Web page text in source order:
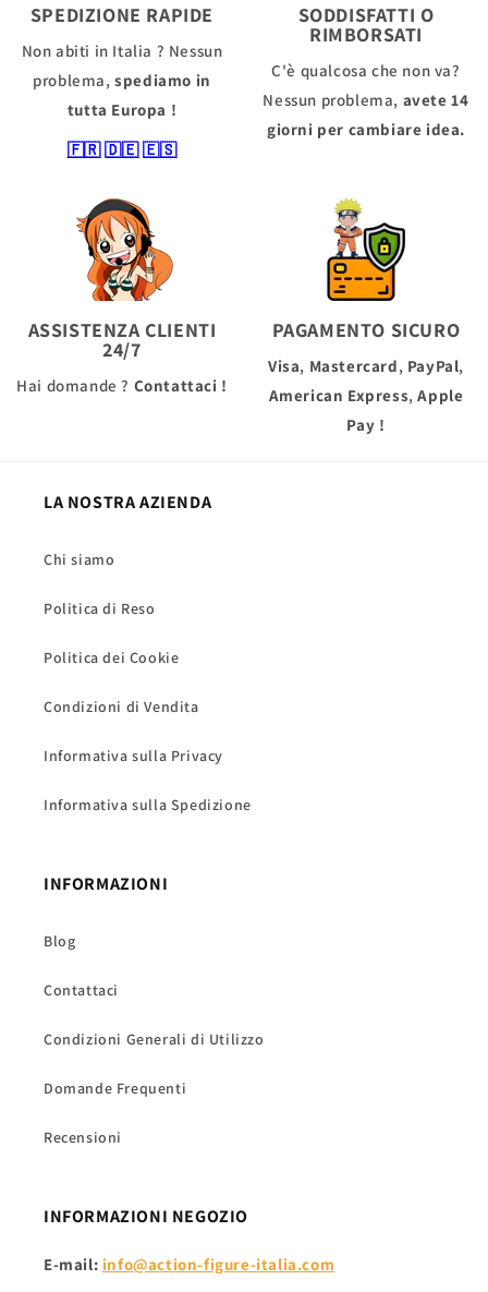
SPEDIZIONE RAPIDE
Non abiti in Italia ? Nessun
problema, spediamo in
tutta Europa !
🇫🇷🇩🇪🇪🇸
SODDISFATTI O
RIMBORSATI
C'è qualcosa che non va?
Nessun problema, avete 14
giorni per cambiare idea.
ASSISTENZA CLIENTI
24/7
Hai domande ? Contattaci !
PAGAMENTO SICURO
Visa, Mastercard, PayPal,
American Express,Apple
Pay !
LA NOSTRA AZIENDA
Chi siamo
Politica di Reso
Politica dei Cookie
Condizioni di Vendita
Informativa sulla Privacy
Informativa sulla Spedizione
INFORMAZIONI
Blog
Contattaci
Condizioni Generali di Utilizzo
Domande Frequenti
Recensioni
INFORMAZIONI NEGOZIO
E-mail: info@action-figure-italia.com